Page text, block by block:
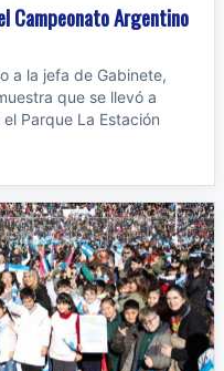
Campeonato Argentino
a la jefa de Gabinete,
que se llevó a
Parque La Estación